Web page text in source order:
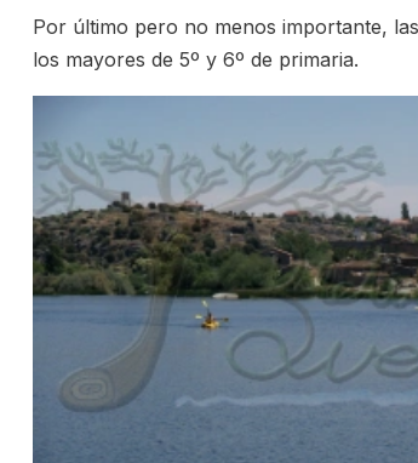
Por último pero no menos importante,
los mayores de 5º y 6º de primaria.